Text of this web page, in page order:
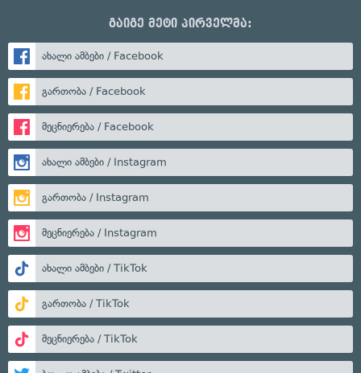
გაიგე მეტი პირველმა:
ახალი ამბები / Facebook
გართობა / Facebook
მეცნიერება / Facebook
ახალი ამბები / Instagram
გართობა / Instagram
მეცნიერება / Instagram
ახალი ამბები / TikTok
გართობა / TikTok
მეცნიერება / TikTok